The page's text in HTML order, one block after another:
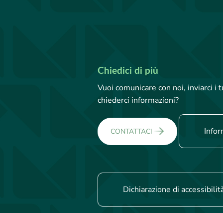
Chiedici di più
Vuoi comunicare con noi, inviarci
chiederci informazioni?
CONTATTACI
Dichiarazione di